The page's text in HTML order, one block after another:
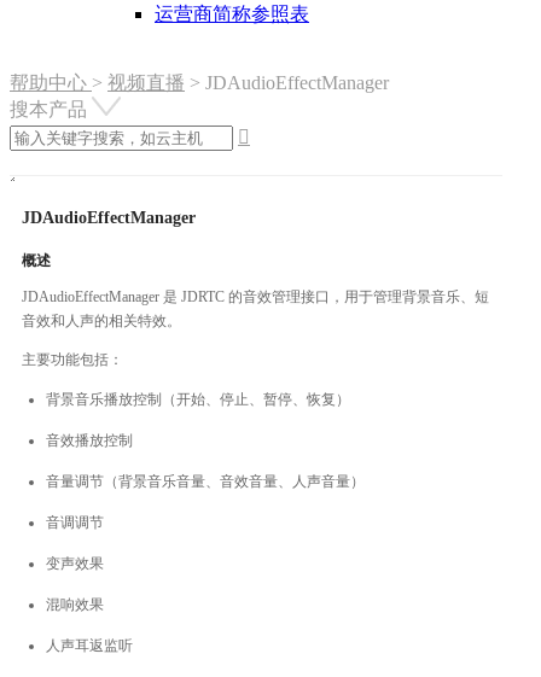
运营商简称参照表
帮助中心 > 视频直播 > JDAudioEffectManager
搜本产品

JDAudioEffectManager
概述
JDAudioEffectManager 是 JDRTC 的音效管理接口，用于管理背景音乐、短
音效和人声的相关特效。
主要功能包括：
背景音乐播放控制（开始、停止、暂停、恢复）
音效播放控制
音量调节（背景音乐音量、音效音量、人声音量）
音调调节
变声效果
混响效果
人声耳返监听